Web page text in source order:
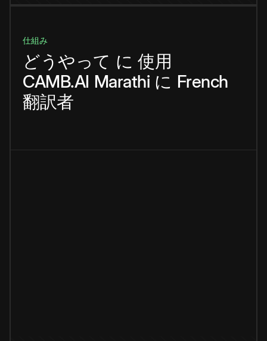
仕組み
どうやって に 使用
CAMB.AI Marathi に French
翻訳者